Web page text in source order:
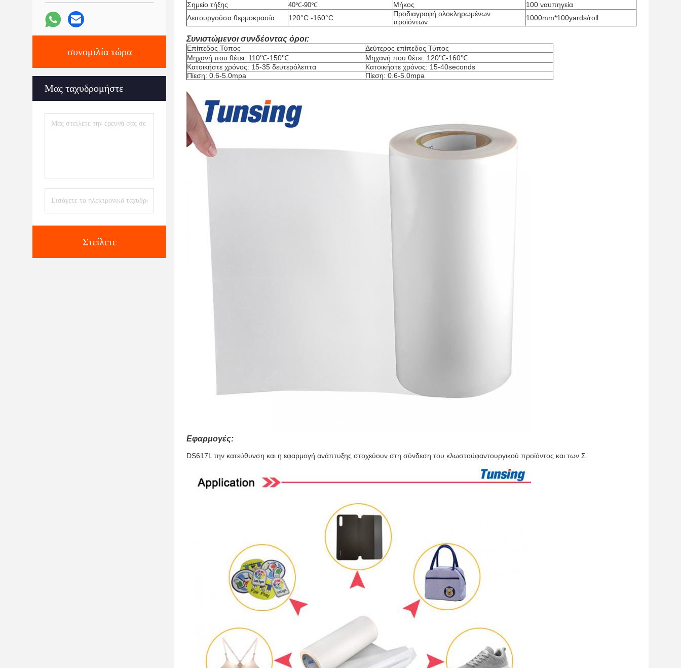
συνομιλία τώρα
Μας ταχυδρομήστε
Στείλετε
Σημείο τήξης 40℃-90℃ Μήκος
100 ναυπηγεία
Λειτουργούσα θερμοκρασία
120°C -160°C
Προδιαγραφή ολοκληρωμένων
προϊόντων
1000mm*100yards/roll
Συνιστώμενοι συνδέοντας όροι:
Επίπεδος Τύπος
Δεύτερος επίπεδος Τύπος
Μηχανή που θέτει: 110℃-150℃
Μηχανή που θέτει: 120℃-160℃
Κατοικήστε χρόνος: 15-35 δευτερόλεπτα
Κατοικήστε χρόνος: 15-40seconds
Πίεση: 0.6-5.0mpa
Πίεση: 0.6-5.0mpa
Εφαρμογές:
DS617L την κατεύθυνση και η εφαρμογή ανάπτυξης στοχεύουν στη σύνδεση του κλωστοϋφαντουργικού προϊόντος και των Σ.